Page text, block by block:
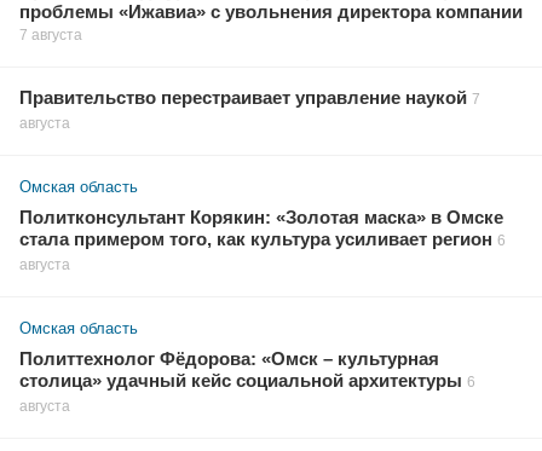
проблемы «Ижавиа» с увольнения директора компании
7 августа
Правительство перестраивает управление наукой 7
августа
Омская область
Политконсультант Корякин: «Золотая маска» в Омске
стала примером того, как культура усиливает регион 6
августа
Омская область
Политтехнолог Фёдорова: «Омск – культурная
столица» удачный кейс социальной архитектуры 6
августа